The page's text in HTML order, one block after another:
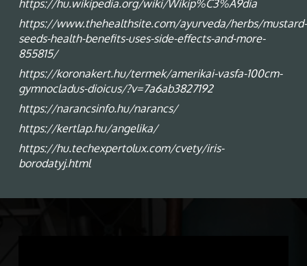
https://hu.wikipedia.org/wiki/Wikip%C3%A9dia
https://www.thehealthsite.com/ayurveda/herbs/mustard-
seeds-health-benefits-uses-side-effects-and-more-
855815/
https://koronakert.hu/termek/amerikai-vasfa-100cm-
gymnocladus-dioicus/?v=7a6ab3827192
https://narancsinfo.hu/narancs/
https://kertlap.hu/angelika/
https://hu.techexpertolux.com/cvety/iris-
borodatyj.html